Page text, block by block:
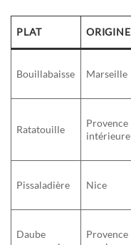
PLAT ORIGINE
Bouillabaisse Marseille
Ratatouille
Provence
intérieure
Pissaladière Nice
Daube
Provence